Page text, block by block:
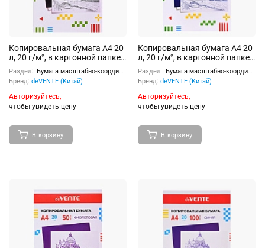
Копировальная бумага A4 20
л, 20 г/м², в картонной папке,
черная
Раздел: Бумага масштабно-координатная, копировальная бумага
Бренд: deVENTE (Китай)
Авторизуйтесь,
чтобы увидеть цену
В корзину
Копировальная бумага A4 20
л, 20 г/м², в картонной папке,
синяя
Раздел: Бумага масштабно-координатная, копировальная бумага
Бренд: deVENTE (Китай)
Авторизуйтесь,
чтобы увидеть цену
В корзину